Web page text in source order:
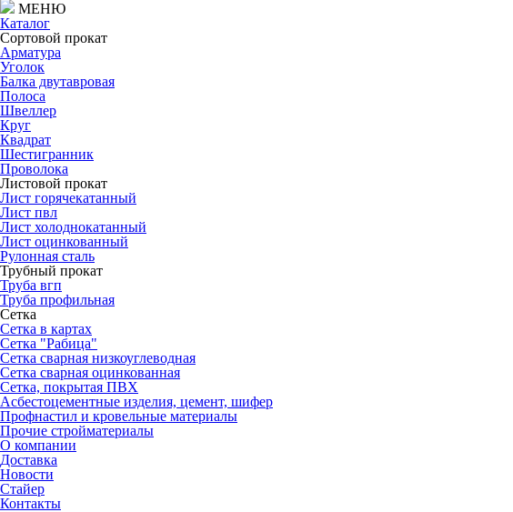
МЕНЮ
Каталог
Сортовой прокат
Арматура
Уголок
Балка двутавровая
Полоса
Швеллер
Круг
Квадрат
Шестигранник
Проволока
Листовой прокат
Лист горячекатанный
Лист пвл
Лист холоднокатанный
Лист оцинкованный
Рулонная сталь
Трубный прокат
Труба вгп
Труба профильная
Сетка
Сетка в картах
Сетка "Рабица"
Сетка сварная низкоуглеводная
Сетка сварная оцинкованная
Сетка, покрытая ПВХ
Асбестоцементные изделия, цемент, шифер
Профнастил и кровельные материалы
Прочие стройматериалы
О компании
Доставка
Новости
Стайер
Контакты